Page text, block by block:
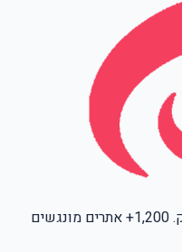
הנגשת אתרים מקצועית לכל בעל עסק. 1,200+ אתרים מונגשים